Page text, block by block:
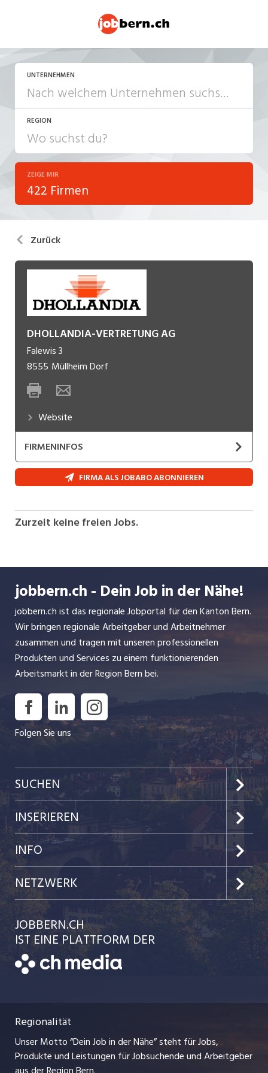
UNTERNEHMEN
REGION
ZEIGE MIR
422 Firmen
Zurück
DHOLLANDIA-VERTRETUNG AG
Falewis 3
8555 Müllheim Dorf
Website
FIRMENINFOS
Die DHOLLANDIA-VERTRETUNG AG – CH-
Marktführer und der grösste europäische
FIRMA ALS JOBABO ABONNIEREN
Zurzeit keine freien Jobs.
jobbern.ch - Dein Job in der Nähe!
jobbern.ch ist das regionale Jobportal für den Kanton Bern.
Wir bringen regionale Arbeitgeber und Arbeitnehmer
zusammen und tragen mit unseren professionellen
Produkten und Services zu einem funktionierenden
Arbeitsmarkt in der Region Bern bei.
Folgen Sie uns
SUCHEN
Jobs im Kanton Bern
Jobs in der Stadt Bern
Jobs in der Stadt Biel
Festanstellungen
Temporäre Jobs
Freelance Jobs
Ferienjobs
Management / Kader-Jobs
INSERIEREN
Preise & Leistungen
Kundenlogin
Einzelinserat disponieren
Schnittstelle
Bewerber-Cockpit
INFO
Team
Ratgeber
AGB
Datenschutzerklärung
Impressum
Stellenmeldepflicht
NETZWERK
jobbasel.ch
jobmittelland.ch
zentraljob.ch
myjob.ch
jobzüri.ch
JOBBERN.CH
IST EINE PLATTFORM DER
Regionalität
Unser Motto “Dein Job in der Nähe” steht für Jobs,
Produkte und Leistungen für Jobsuchende und Arbeitgeber